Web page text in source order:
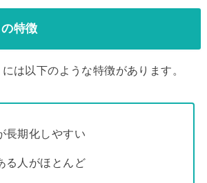
特徴
は以下のような特徴があります。
長期化しやすい
る人がほとんど